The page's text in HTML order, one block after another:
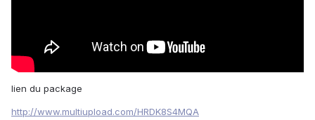
lien du package
http://www.multiupload.com/HRDK8S4MQA